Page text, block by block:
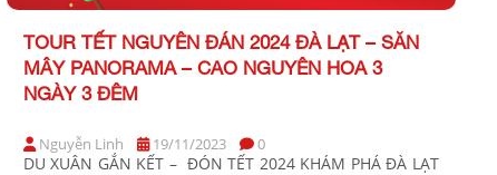
TOUR TẾT NGUYÊN ĐÁN 2024 ĐÀ LẠT – SĂN
MÂY PANORAMA – CAO NGUYÊN HOA 3
NGÀY 3 ĐÊM
Nguyễn Linh 19/11/2023 0
DU XUÂN GẮN KẾT – ĐÓN TẾT 2024 KHÁM PHÁ ĐÀ LẠT